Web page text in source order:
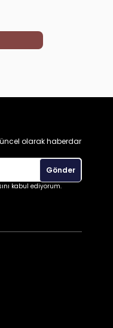
olarak haberdar
Gönder
kabul ediyorum.